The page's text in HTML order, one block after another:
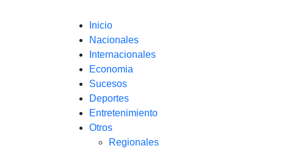
Inicio
Nacionales
Internacionales
Economia
Sucesos
Deportes
Entretenimiento
Otros
Regionales